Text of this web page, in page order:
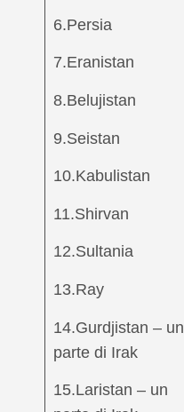
6.Persia
7.Eranistan
8.Belujistan
9.Seistan
10.Kabulistan
11.Shirvan
12.Sultania
13.Ray
14.Gurdjistan – un
parte di Irak
15.Laristan – un